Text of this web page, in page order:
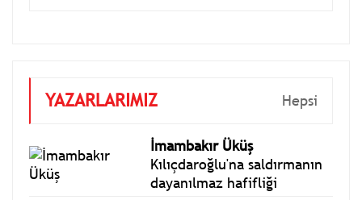
YAZARLARIMIZ Hepsi
İmambakır Üküş
Kılıçdaroğlu'na saldırmanın
dayanılmaz hafifliği